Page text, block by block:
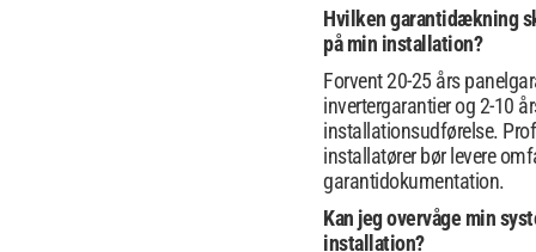
Hvilken garantidækning
på min installation?
Forvent 20-25 års
invertergarantier og 2-10
installationsudførelse.
installatører bør levere
garantidokumentation.
Kan jeg overvåge min
installation?